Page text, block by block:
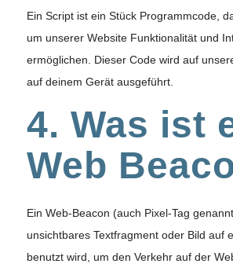
Ein Script ist ein Stück Programmcode,
um unserer Website Funktionalität und
ermöglichen. Dieser Code wird auf
auf deinem Gerät ausgeführt.
4. Was ist
Web
Ein Web-Beacon (auch Pixel-Tag
unsichtbares Textfragment oder Bild auf
benutzt wird, um den Verkehr auf der